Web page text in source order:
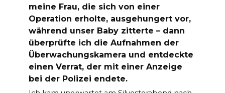
meine Frau, die sich von einer
Operation erholte, ausgehungert vor,
während unser Baby zitterte – dann
überprüfte ich die Aufnahmen der
Überwachungskamera und entdeckte
einen Verrat, der mit einer Anzeige
bei der Polizei endete.